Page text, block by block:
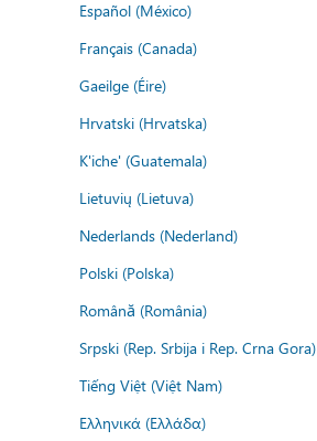
Español (México)
Français (Canada)
Gaeilge (Éire)
Hrvatski (Hrvatska)
K'iche' (Guatemala)
Lietuvių (Lietuva)
Nederlands (Nederland)
Polski (Polska)
Română (România)
Srpski (Rep. Srbija i Rep. Crna Gora)
Tiếng Việt (Việt Nam)
Ελληνικά (Ελλάδα)